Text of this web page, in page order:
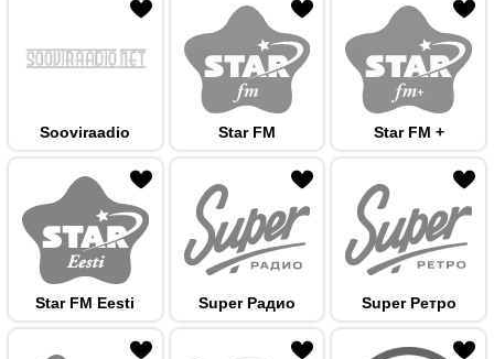
Sooviraadio Star FM Star FM +
Star FM Eesti Super Радио Super Ретро